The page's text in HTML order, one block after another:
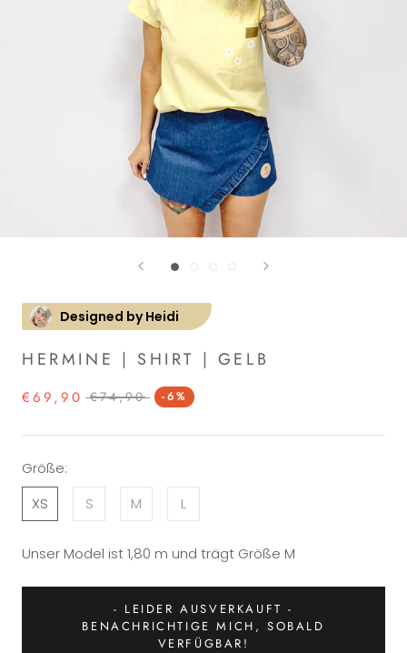
Designed by Heidi
HERMINE | SHIRT | GELB
€69,90 €74,90 -6%
Größe:
XS
S M L
Unser Model ist 1,80 m und trägt Größe M
- LEIDER AUSVERKAUFT -
BENACHRICHTIGE MICH, SOBALD
VERFÜGBAR!